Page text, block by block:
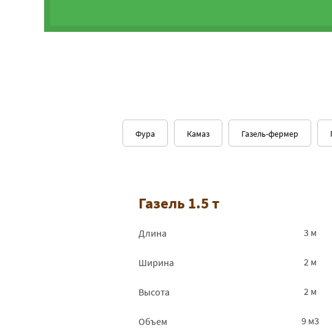
Газель-фермер
Камаз
Фура
Газель 1.5 т
Длина 3 м
Ширина 2 м
Высота 2 м
Объем 9 м3